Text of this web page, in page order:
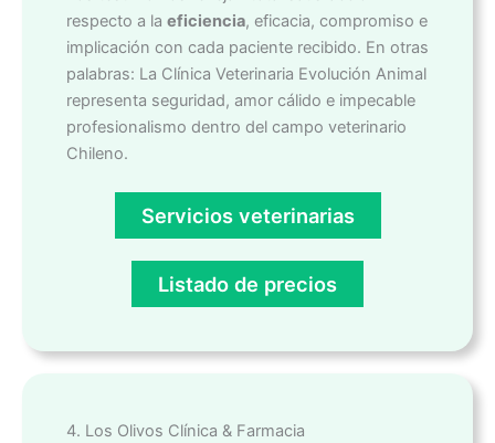
respecto a la eficiencia, eficacia, compromiso e
implicación con cada paciente recibido. En otras
palabras: La Clínica Veterinaria Evolución Animal
representa seguridad, amor cálido e impecable
profesionalismo dentro del campo veterinario
Chileno.
Servicios veterinarias
Listado de precios
4. Los Olivos Clínica & Farmacia